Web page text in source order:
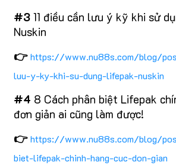
#3 11 điều cần lưu ý kỹ khi sử
Nuskin
👉https://www.nu88s.com/blog/
luu-y-ky-khi-su-dung-lifepak-nuskin
#4 8 Cách phân biệt Lifepak
đơn giản ai cũng làm được!
👉https://www.nu88s.com/blog/
biet-lifepak-chinh-hang-cuc-don-gian